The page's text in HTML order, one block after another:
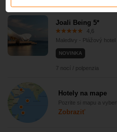
Joali Being 5*
4,6
Maledivy - Plážový hotel
NOVINKA
7 nocí / polpenzia
Hotely na mape
Pozrite si mapu a
Zobraziť